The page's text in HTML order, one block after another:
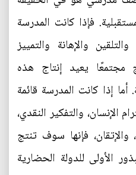
فإذا كانت المدرسة
والإهانة والتمييز
مجتمعًا يعيد إنتاج هذه
إذا كانت المدرسة قائمة
الإنسان، والتفكير النقدي،
والإتقان، فإنها سوف تنتج
الأولى للدولة الحضارية